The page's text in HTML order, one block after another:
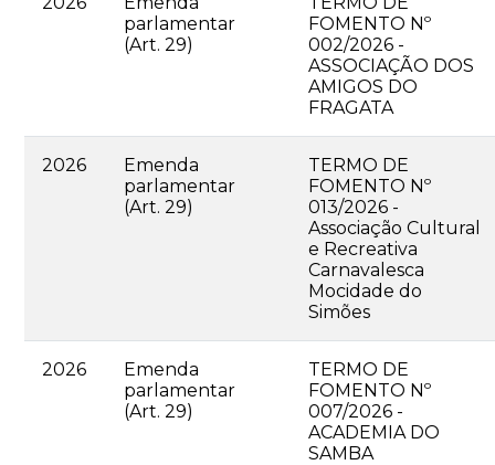
parlamentar
(Art. 29)
FOMENTO Nº
002/2026 -
ASSOCIAÇÃO DOS
AMIGOS DO
FRAGATA
2026
Emenda
parlamentar
(Art. 29)
TERMO DE
FOMENTO Nº
013/2026 -
Associação Cultural
e Recreativa
Carnavalesca
Mocidade do
Simões
2026
Emenda
parlamentar
(Art. 29)
TERMO DE
FOMENTO Nº
007/2026 -
ACADEMIA DO
SAMBA